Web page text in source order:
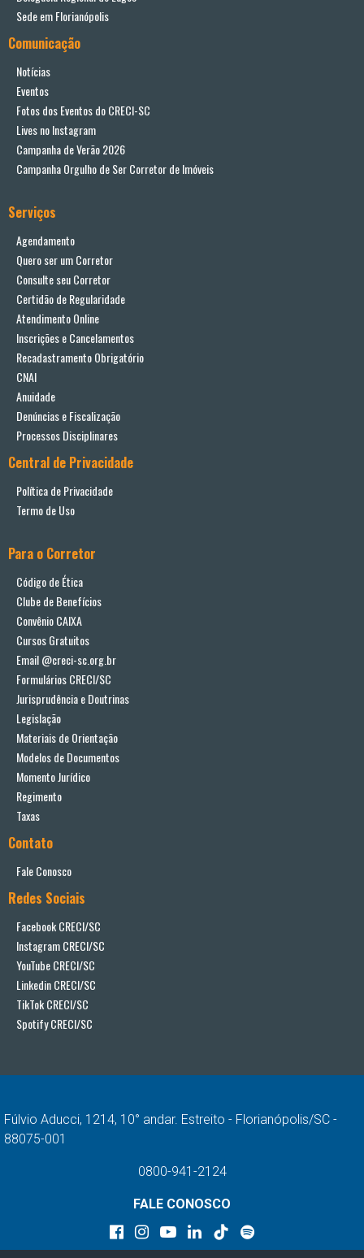
Sede em Florianópolis
Comunicação
Notícias
Eventos
Fotos dos Eventos do CRECI-SC
Lives no Instagram
Campanha de Verão 2026
Campanha Orgulho de Ser Corretor de Imóveis
Serviços
Agendamento
Quero ser um Corretor
Consulte seu Corretor
Certidão de Regularidade
Atendimento Online
Inscrições e Cancelamentos
Recadastramento Obrigatório
CNAI
Anuidade
Denúncias e Fiscalização
Processos Disciplinares
Central de Privacidade
Política de Privacidade
Termo de Uso
Para o Corretor
Código de Ética
Clube de Benefícios
Convênio CAIXA
Cursos Gratuitos
Email @creci-sc.org.br
Formulários CRECI/SC
Jurisprudência e Doutrinas
Legislação
Materiais de Orientação
Modelos de Documentos
Momento Jurídico
Regimento
Taxas
Contato
Fale Conosco
Redes Sociais
Facebook CRECI/SC
Instagram CRECI/SC
YouTube CRECI/SC
Linkedin CRECI/SC
TikTok CRECI/SC
Spotify CRECI/SC
Fúlvio Aducci, 1214, 10° andar. Estreito - Florianópolis/SC -
88075-001
0800-941-2124
FALE CONOSCO